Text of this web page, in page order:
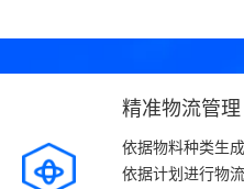
精准物流管理
依据物料种类生
依据计划进行物